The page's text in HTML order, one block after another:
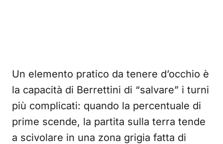
Un elemento pratico da tenere d’occhio è
la capacità di Berrettini di “salvare” i turni
più complicati: quando la percentuale di
prime scende, la partita sulla terra tende
a scivolare in una zona grigia fatta di